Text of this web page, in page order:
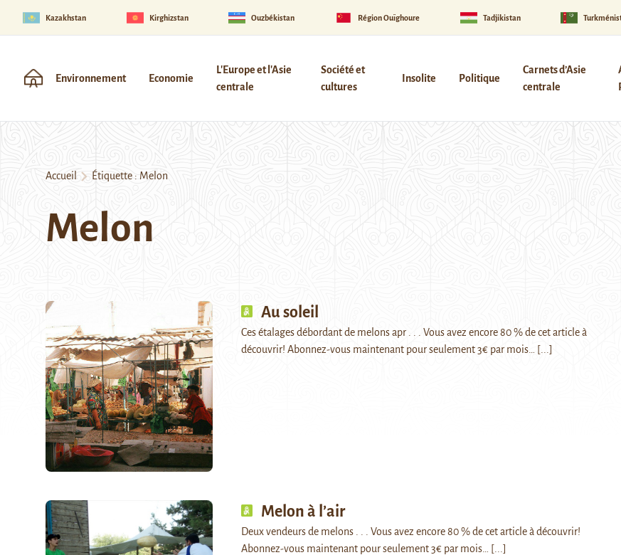
Kazakhstan Kirghizstan Ouzbékistan Région Ouïghoure Tadjikistan
Environnement Economie
L'Europe et l'Asie
centrale
Société et
cultures
Insolite Politique
Carnets d’Asie
centrale
Accueil Étiquette : Melon
Melon
Au soleil
Ces étalages débordant de melons apr . . . Vous avez encore 80 % de cet article à
découvrir! Abonnez-vous maintenant pour seulement 3€ par mois…
[...]
Melon à l’air
Deux vendeurs de melons . . . Vous avez encore 80 % de cet article à découvrir!
Abonnez-vous maintenant pour seulement 3€ par mois…
[...]